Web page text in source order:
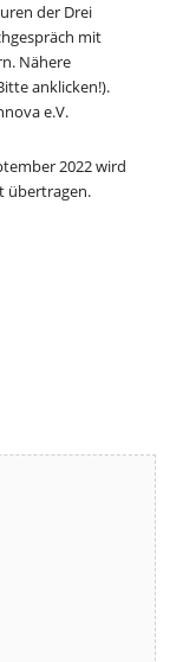
der Drei
mit
Nähere
anklicken!).
e.V.
2022 wird
übertragen.